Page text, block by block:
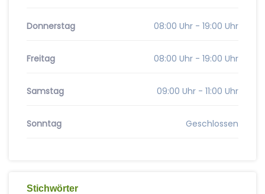
Donnerstag 08:00 Uhr - 19:00 Uhr
Freitag 08:00 Uhr - 19:00 Uhr
Samstag 09:00 Uhr - 11:00 Uhr
Sonntag Geschlossen
Stichwörter